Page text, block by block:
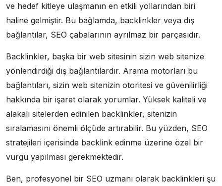
ve hedef kitleye ulaşmanın en etkili yollarından biri
haline gelmiştir. Bu bağlamda, backlinkler veya dış
bağlantılar, SEO çabalarının ayrılmaz bir parçasıdır.
Backlinkler, başka bir web sitesinin sizin web sitenize
yönlendirdiği dış bağlantılardır. Arama motorları bu
bağlantıları, sizin web sitenizin otoritesi ve güvenilirliği
hakkında bir işaret olarak yorumlar. Yüksek kaliteli ve
alakalı sitelerden edinilen backlinkler, sitenizin
sıralamasını önemli ölçüde artırabilir. Bu yüzden, SEO
stratejileri içerisinde backlink edinme üzerine özel bir
vurgu yapılması gerekmektedir.
Ben, profesyonel bir SEO uzmanı olarak backlinkleri şu